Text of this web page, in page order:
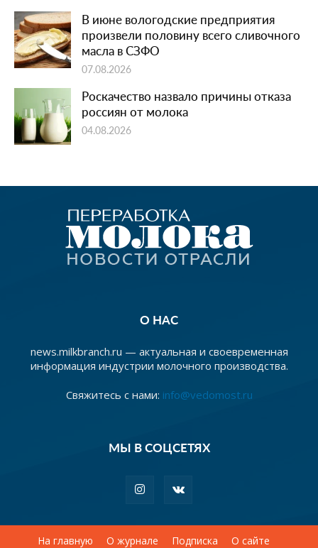
В июне вологодские предприятия
произвели половину всего сливочного
масла в СЗФО
07.08.2026
Роскачество назвало причины отказа
россиян от молока
04.08.2026
О НАС
news.milkbranch.ru — актуальная и своевременная
информация индустрии молочного производства.
Свяжитесь с нами: info@vedomost.ru
МЫ В СОЦСЕТЯХ
На главную О журнале Подписка
О сайте